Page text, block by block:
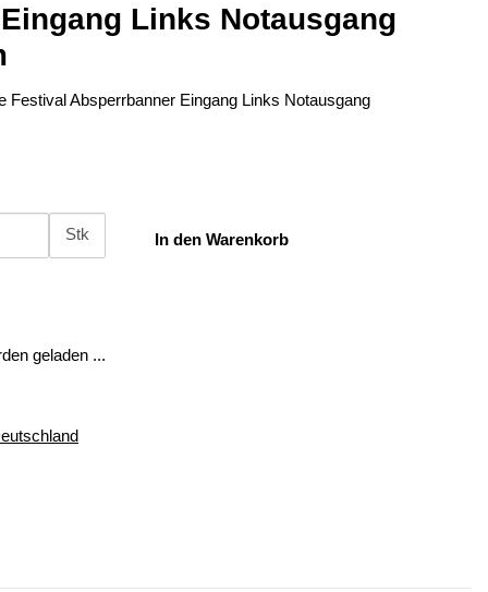
Links Notausgang
Festival Absperrbanner Eingang Links Notausgang
Stk In den Warenkorb
geladen ...